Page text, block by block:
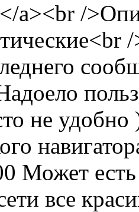
a><br /
не
Может есть
все